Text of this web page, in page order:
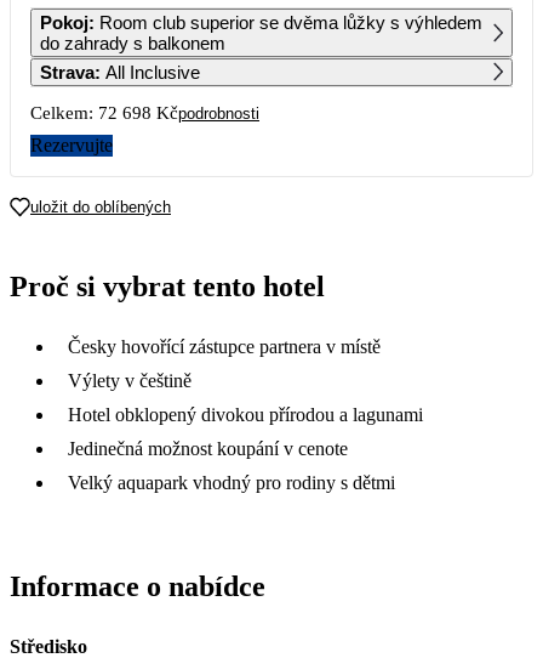
55 179 39 779 44 739 46 729 45 469 42 639
7
41 659
8
43 489
9 10 11 12 13
42 059
14
40 389
15 16
21
37 579
22
43 959
23 24 25 26 27
Pokoj: Room club superior se dvěma lůžky s výhledem
do zahrady s balkonem
Strava: All Inclusive
Celkem: 72 698 Kčpodrobnosti
Rezervujte
uložit do oblíbených
Proč si vybrat tento hotel
Česky hovořící zástupce partnera v místě
Výlety v češtině
Hotel obklopený divokou přírodou a lagunami
Jedinečná možnost koupání v cenote
Velký aquapark vhodný pro rodiny s dětmi
Informace o nabídce
Středisko